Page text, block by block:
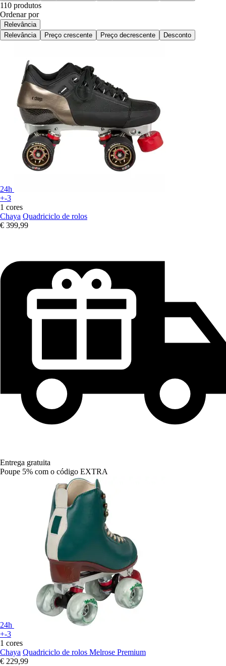
110 produtos
Ordenar por
Relevância
Relevância
Preço crescente Preço decrescente Desconto
24h
+-3
1 cores
Chaya Quadriciclo de rolos
€ 399,99
Entrega gratuita
Poupe 5% com o código EXTRA
24h
+-3
1 cores
Chaya Quadriciclo de rolos Melrose Premium
€ 229,99